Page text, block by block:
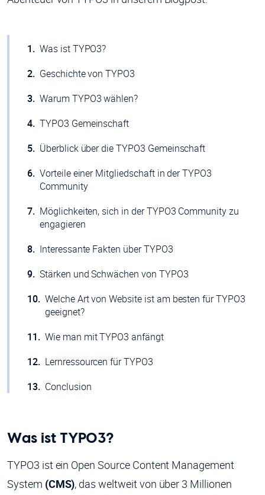
Was ist TYPO3?
Geschichte von TYPO3
Warum TYPO3 wählen?
TYPO3 Gemeinschaft
Überblick über die TYPO3 Gemeinschaft
Vorteile einer Mitgliedschaft in der TYPO3
Community
Möglichkeiten, sich in der TYPO3 Community zu
engagieren
Interessante Fakten über TYPO3
Stärken und Schwächen von TYPO3
Welche Art von Website ist am besten für TYPO3
geeignet?
Wie man mit TYPO3 anfängt
Lernressourcen für TYPO3
Conclusion
Was ist TYPO3?
TYPO3 ist ein Open Source Content Management
System (CMS), das weltweit von über 3 Millionen